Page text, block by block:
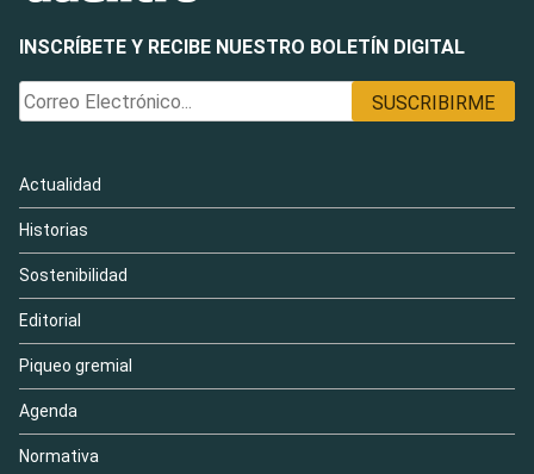
INSCRÍBETE Y RECIBE NUESTRO BOLETÍN DIGITAL
Actualidad
Historias
Sostenibilidad
Editorial
Piqueo gremial
Agenda
Normativa